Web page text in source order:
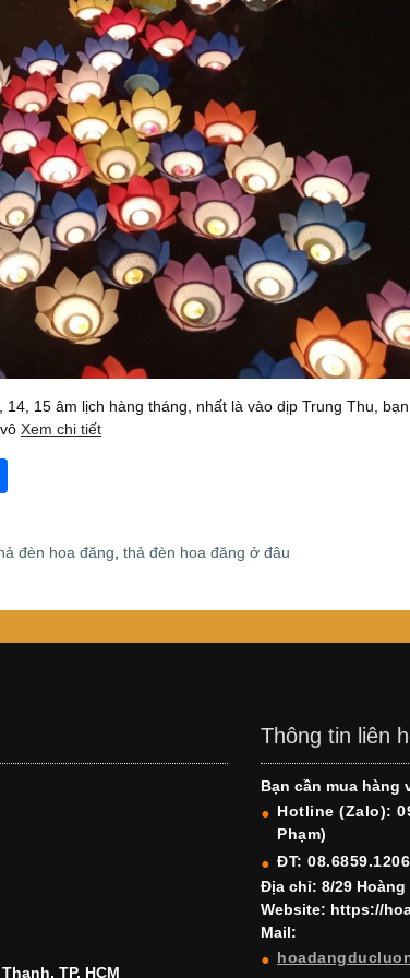
15 âm lịch hàng tháng, nhất là vào dịp Trung Thu,
Xem chi tiết
ar
đèn hoa đăng thả đèn hoa đăng ở đâu
TP. HCM
Thông tin liên
Bạn cần mua
Hotline (Zalo):
Phạm)
ĐT:
Địa chỉ: 8/29 Hoàng
Website: https://
Mail: